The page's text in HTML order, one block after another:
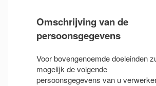
Omschrijving van de
persoonsgegevens
Voor bovengenoemde doeleinden
mogelijk de volgende
persoonsgegevens van u